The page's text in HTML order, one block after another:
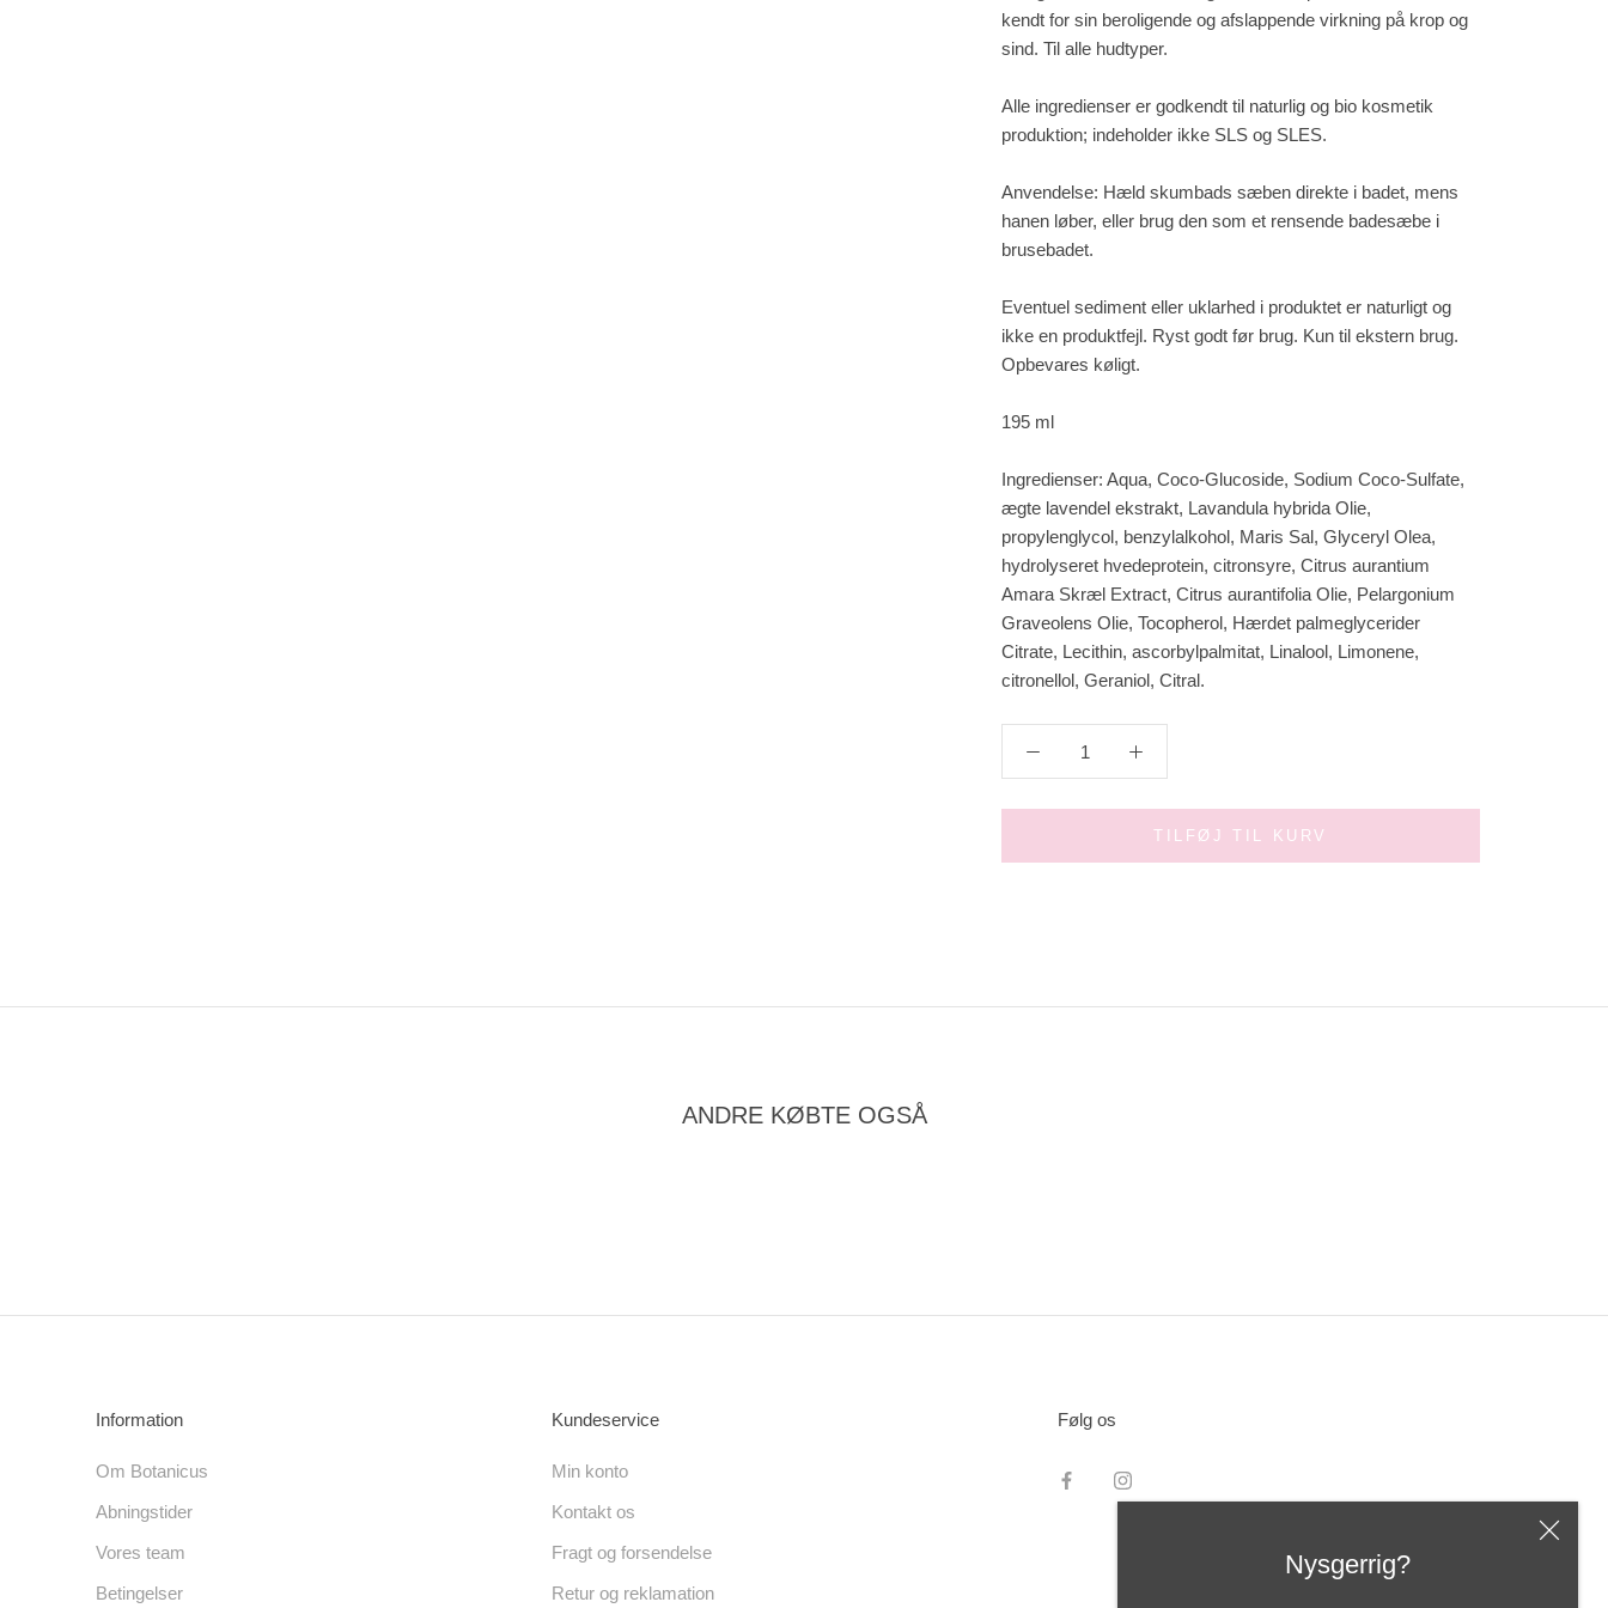
Nysgerrig?
kendt for sin beroligende og afslappende virkning på krop og
sind. Til alle hudtyper.
Alle ingredienser er godkendt til naturlig og bio kosmetik
produktion; indeholder ikke SLS og SLES.
Anvendelse: Hæld skumbads sæben direkte i badet, mens
hanen løber, eller brug den som et rensende badesæbe i
brusebadet.
Eventuel sediment eller uklarhed i produktet er naturligt og
ikke en produktfejl. Ryst godt før brug. Kun til ekstern brug.
Opbevares køligt.
195 ml
Ingredienser: Aqua, Coco-Glucoside, Sodium Coco-Sulfate,
ægte lavendel ekstrakt, Lavandula hybrida Olie,
propylenglycol, benzylalkohol, Maris Sal, Glyceryl Olea,
hydrolyseret hvedeprotein, citronsyre, Citrus aurantium
Amara Skræl Extract, Citrus aurantifolia Olie, Pelargonium
Graveolens Olie, Tocopherol, Hærdet palmeglycerider
Citrate, Lecithin, ascorbylpalmitat, Linalool, Limonene,
citronellol, Geraniol, Citral.
TILFØJ TIL KURV
ANDRE KØBTE OGSÅ
Information
Om Botanicus
Abningstider
Vores team
Betingelser
Kundeservice
Min konto
Kontakt os
Fragt og forsendelse
Retur og reklamation
Følg os